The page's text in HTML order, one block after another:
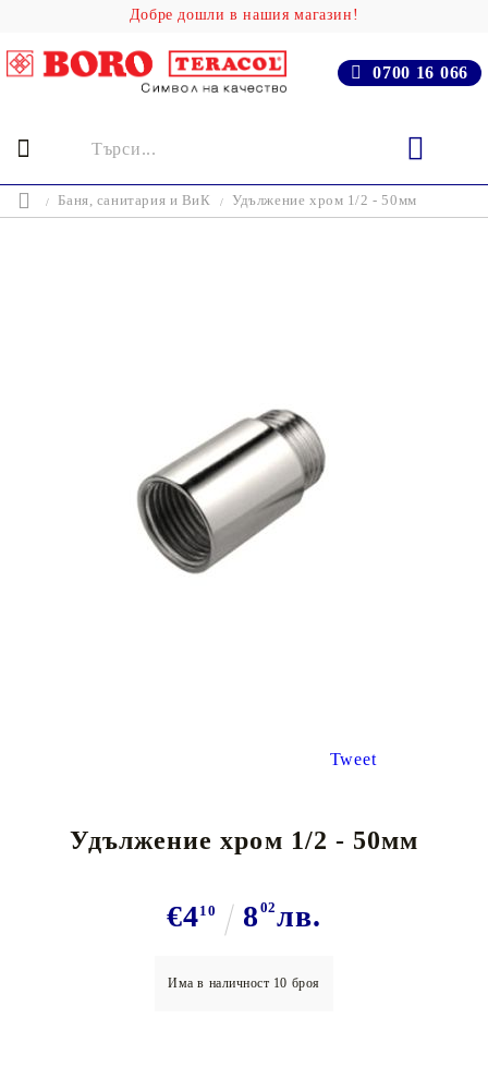
Добре дошли в нашия магазин!
0700 16 066
Баня, cанитария и ВиК Удължение хром 1/2 - 50мм
Tweet
Удължение хром 1/2 - 50мм
€410 8 02лв.
Има в наличност 10 броя